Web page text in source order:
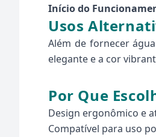
Início do
Usos
Além de fornecer
elegante e a cor
Por Que
Design ergonômico e
Compatível para uso